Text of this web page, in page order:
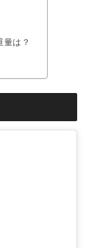
は？